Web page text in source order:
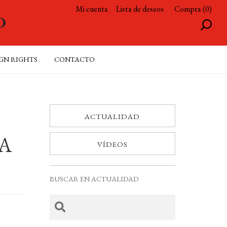
Mi cuenta Lista de deseos Compra (0)
RIGHTS CONTACTO
ACTUALIDAD
VÍDEOS
BUSCAR EN ACTUALIDAD